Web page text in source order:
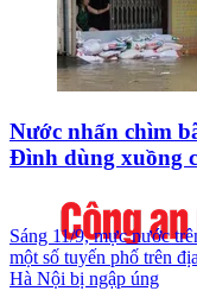
Nước nhấn chìm
Đình dùng xuồng
Sáng 11/9, mực nước
một số tuyến phố trên
Hà Nội bị ngập úng